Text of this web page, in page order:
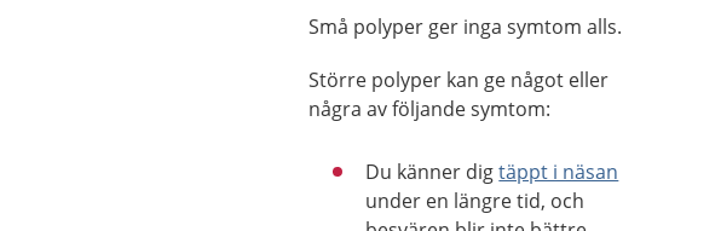
Små polyper ger inga symtom alls.
Större polyper kan ge något eller
några av följande symtom:
Du känner digtäppt i näsan
under en längre tid, och